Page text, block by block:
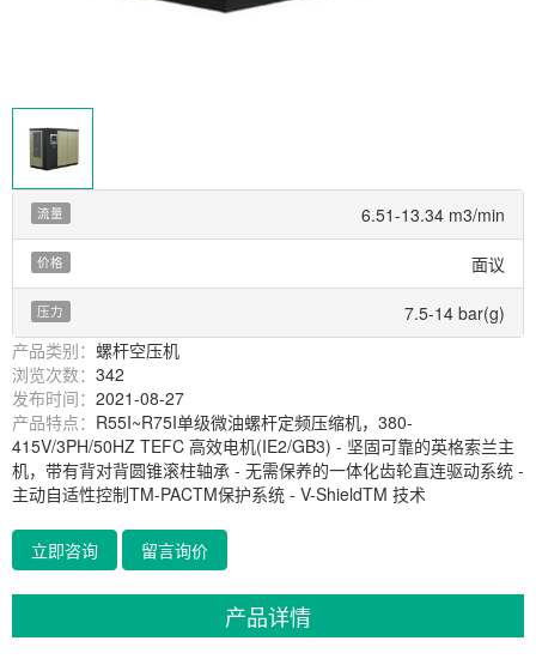
6.51-13.34 m3/min
流量
面议
价格
7.5-14 bar(g)
压力
产品类别： 螺杆空压机
浏览次数： 342
发布时间： 2021-08-27
产品特点： R55I~R75I单级微油螺杆定频压缩机，380-
415V/3PH/50HZ TEFC 高效电机(IE2/GB3) - 坚固可靠的英格索兰主
机，带有背对背圆锥滚柱轴承 - 无需保养的一体化齿轮直连驱动系统 -
主动自适性控制TM-PACTM保护系统 - V-ShieldTM 技术
立即咨询 留言询价
产品详情